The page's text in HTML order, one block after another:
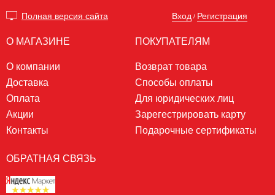
Полная версия сайта Вход / Регистрация
О МАГАЗИНЕ
О компании
Доставка
Оплата
Акции
Контакты
ПОКУПАТЕЛЯМ
Возврат товара
Способы оплаты
Для юридических лиц
Зарегестрировать карту
Подарочные сертификаты
ОБРАТНАЯ СВЯЗЬ